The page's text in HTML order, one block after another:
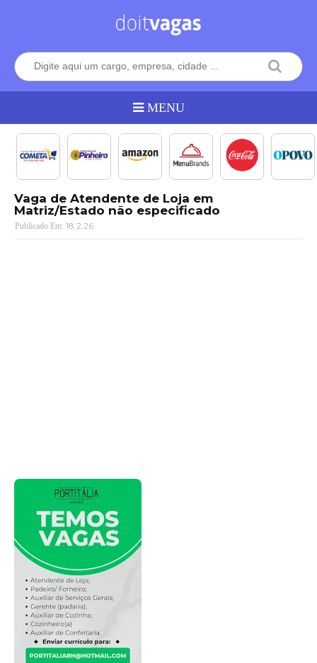
Vaga de Atendente de Loja em
Matriz/Estado não especificado
18.2.26